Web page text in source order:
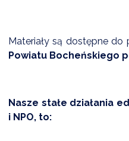
Materiały są dostępne do
Powiatu Bocheńskiego
Nasze stałe działania
i NPO, to: